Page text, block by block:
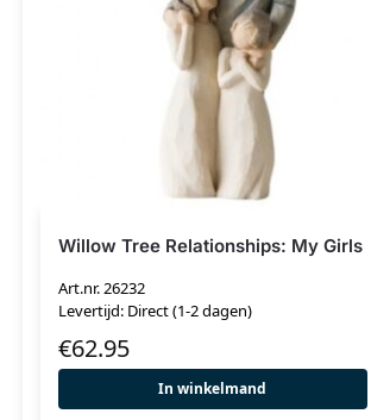
Willow Tree Relationships: My Girls
Art.nr. 26232
Levertijd: Direct (1-2 dagen)
€62.95
In winkelmand